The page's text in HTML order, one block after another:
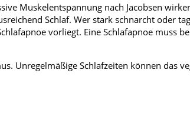
Muskelentspannung nach Jacobsen
Schlaf. Wer stark schnarcht oder
vorliegt. Eine Schlafapnoe muss
Unregelmäßige Schlafzeiten können das